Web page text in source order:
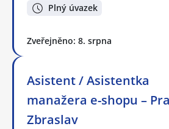
Plný úvazek
Zveřejněno: 8. srpna
Asistent / Asistentka
manažera e-shopu –
Zbraslav